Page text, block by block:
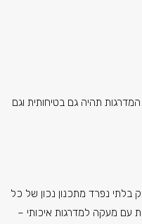
תהיה גם בטיחותית וגם
בלתי נפרד מתכנון נכון של כל
עם מעקה למדרגות איכותי –